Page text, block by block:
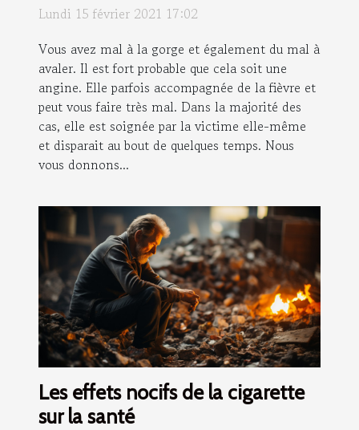
Lundi 15 février 2021 17:02
Vous avez mal à la gorge et également du mal à
avaler. Il est fort probable que cela soit une
angine. Elle parfois accompagnée de la fièvre et
peut vous faire très mal. Dans la majorité des
cas, elle est soignée par la victime elle-même
et disparait au bout de quelques temps. Nous
vous donnons...
Les effets nocifs de la cigarette
sur la santé